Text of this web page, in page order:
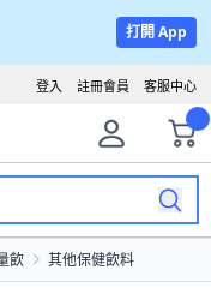
打開 App
客服中心
註冊會員
登入
飲 其他保健飲料